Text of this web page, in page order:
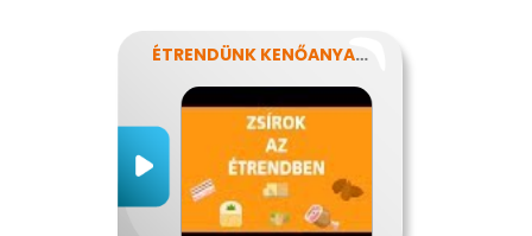
ÉTRENDÜNK KENŐANYAGAI: A ZSÍROK